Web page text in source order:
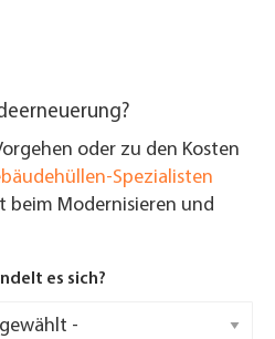
oder zu den Kosten
Spezialisten
beim Modernisieren und
es sich?